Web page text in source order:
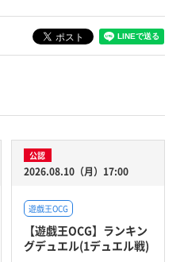
公認
2026.08.10（月）17:00
遊戯王OCG
【遊戯王OCG】ランキン
グデュエル(1デュエル戦)